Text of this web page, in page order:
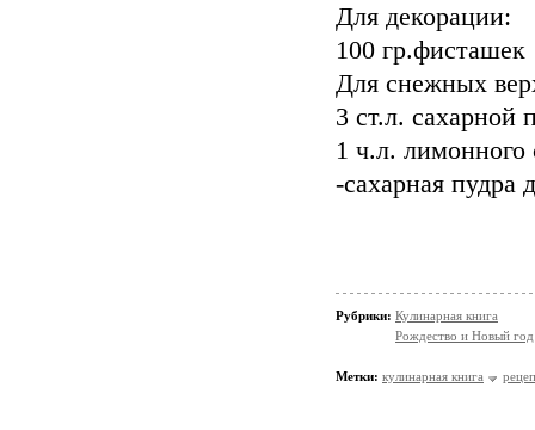
Для декорации:
100 гр.фисташек
Для снежных
3 ст.л. сахарной
1 ч.л. лимонного
-сахарная пудра
Рубрики: Кулинарная книга
Рождество и Новый год
Метки: кулинарная книга